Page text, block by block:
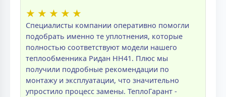
★ ★ ★ ★ ★
Специалисты компании оперативно помогли
подобрать именно те уплотнения, которые
полностью соответствуют модели нашего
теплообменника Ридан НН41. Плюс мы
получили подробные рекомендации по
монтажу и эксплуатации, что значительно
упростило процесс замены. ТеплоГарант -